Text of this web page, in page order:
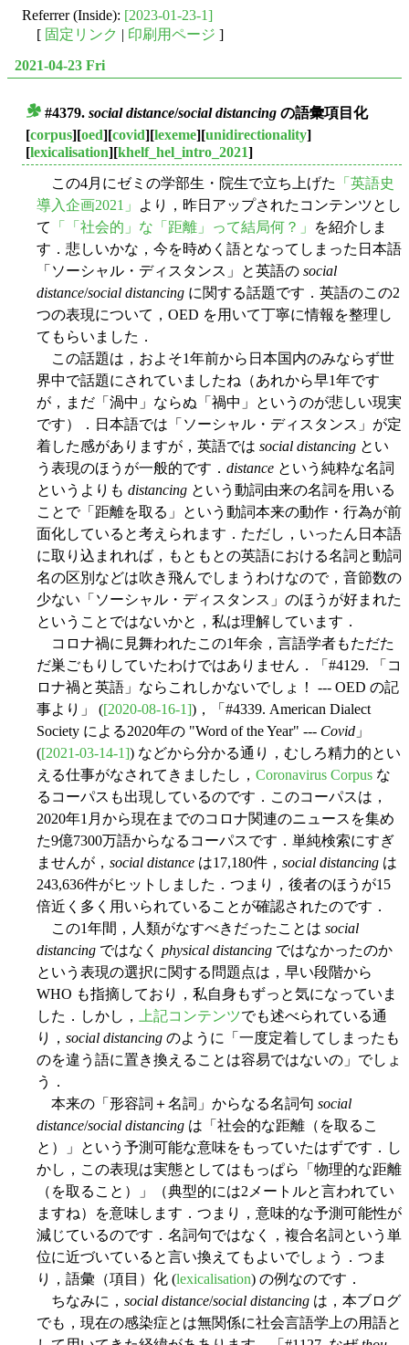
Referrer (Inside): [2023-01-23-1]
[ 固定リンク | 印刷用ページ ]
2021-04-23 Fri
#4379. social distance/social distancing の語彙項目化
[corpus][oed][covid][lexeme][unidirectionality]
[lexicalisation][khelf_hel_intro_2021]
この4月にゼミの学部生・院生で立ち上げた
「英語史
導入企画2021」
より，昨日アップされたコンテンツとし
て
「「社会的」な「距離」って結局何？」
を紹介しま
す．悲しいかな，今を時めく語となってしまった日本語
「ソーシャル・ディスタンス」と英語の social
distance/social distancing に関する話題です．英語のこの2
つの表現について，OED を用いて丁寧に情報を整理し
てもらいました．
この話題は，およそ1年前から日本国内のみならず世
界中で話題にされていましたね（あれから早1年です
が，まだ「渦中」ならぬ「禍中」というのが悲しい現実
です）．日本語では「ソーシャル・ディスタンス」が定
着した感がありますが，英語では social distancing とい
う表現のほうが一般的です． distance という純粋な名詞
というよりも distancing という動詞由来の名詞を用いる
ことで「距離を取る」という動詞本来の動作・行為が前
面化していると考えられます．ただし，いったん日本語
に取り込まれれば，もともとの英語における名詞と動詞
名の区別などは吹き飛んでしまうわけなので，音節数の
少ない「ソーシャル・ディスタンス」のほうが好まれた
ということではないかと，私は理解しています．
コロナ禍に見舞われたこの1年余，言語学者もただた
だ巣ごもりしていたわけではありません．「#4129. 「コ
ロナ禍と英語」ならこれしかないでしょ！ --- OED の記
事より」 ([2020-08-16-1])，「#4339. American Dialect
Society による2020年の "Word of the Year" --- Covid 」
([2021-03-14-1]) などから分かる通り，むしろ精力的とい
える仕事がなされてきましたし， Coronavirus Corpus な
るコーパスも出現しているのです．このコーパスは，
2020年1月から現在までのコロナ関連のニュースを集め
た9億7300万語からなるコーパスです．単純検索にすぎ
ませんが， social distance は17,180件， social distancing は
243,636件がヒットしました．つまり，後者のほうが15
倍近く多く用いられていることが確認されたのです．
この1年間，人類がなすべきだったことは social
distancing ではなく physical distancing ではなかったのか
という表現の選択に関する問題点は，早い段階から
WHO も指摘しており，私自身もずっと気になっていま
した．しかし， 上記コンテンツでも述べられている通
り， social distancing のように「一度定着してしまったも
のを違う語に置き換えることは容易ではないの」でしょ
う．
本来の「形容詞＋名詞」からなる名詞句 social
distance/social distancing は「社会的な距離（を取るこ
と）」という予測可能な意味をもっていたはずです．し
かし，この表現は実態としてはもっぱら「物理的な距離
（を取ること）」（典型的には2メートルと言われてい
ますね）を意味します．つまり，意味的な予測可能性が
減じているのです．名詞句ではなく，複合名詞という単
位に近づいていると言い換えてもよいでしょう．つま
り，語彙（項目）化 (lexicalisation) の例なのです．
ちなみに， social distance/social distancing は，本ブログ
でも，現在の感染症とは無関係に社会言語学上の用語と